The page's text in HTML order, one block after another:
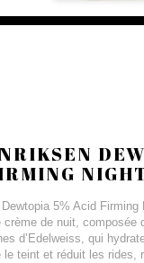
5% Acid Firming
crème de nuit, composée
d’Edelweiss, qui
le teint et réduit les rides,